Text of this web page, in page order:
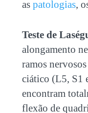
as patologias,
Teste de
alongamento
ramos
ciático (L5, S1
encontram
flexão de